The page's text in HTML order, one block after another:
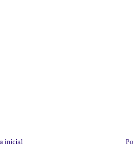
inicial